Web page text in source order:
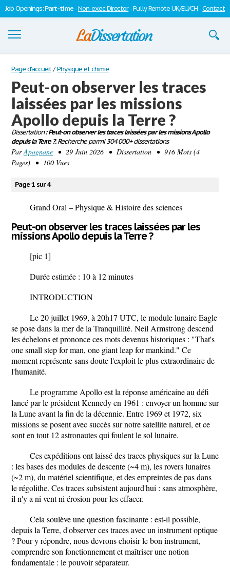
Job Openings:Part-time -Non-exec Director- Fully Remote UK/EU/CH -Contact
Dissertations
S'inscrire
Se connecter
Contactez-nous
Page d'accueil / Physique et chimie
Peut-on observer les traces
laissées par les missions
Apollo depuis la Terre ?
Dissertation: Peut-on observer les traces laissées par les missions Apollo
depuis la Terre ?.Recherche parmi 304 000+ dissertations
ParApagnane • 29 Juin 2026 • Dissertation • 916 Mots (4
Pages) • 100 Vues
Page 1 sur 4
Grand Oral – Physique & Histoire des sciences
Peut-on observer les traces laissées par les
missions Apollo depuis la Terre ?
[pic 1]
Durée estimée : 10 à 12 minutes
INTRODUCTION
Le 20 juillet 1969, à 20h17 UTC, le module lunaire Eagle
se pose dans la mer de la Tranquillité. Neil Armstrong descend
les échelons et prononce ces mots devenus historiques : "That's
one small step for man, one giant leap for mankind." Ce
moment représente sans doute l'exploit le plus extraordinaire de
l'humanité.
Le programme Apollo est la réponse américaine au défi
lancé par le président Kennedy en 1961 : envoyer un homme sur
la Lune avant la fin de la décennie. Entre 1969 et 1972, six
missions se posent avec succès sur notre satellite naturel, et ce
sont en tout 12 astronautesqui foulent le sol lunaire.
Ces expéditions ont laissé des traces physiques sur la Lune
: les bases des modules de descente (~4 m), les rovers lunaires
(~2 m), du matériel scientifique, et des empreintes de pas dans
le régolithe. Ces traces subsistent aujourd'hui : sans atmosphère,
il n'y a ni vent ni érosion pour les effacer.
Cela soulève une question fascinante : est-il possible,
depuis la Terre, d'observer ces traces avec un instrument optique
?Pour y répondre, nous devrons choisir le bon instrument,
comprendre son fonctionnement et maîtriser une notion
fondamentale : lepouvoir séparateur.